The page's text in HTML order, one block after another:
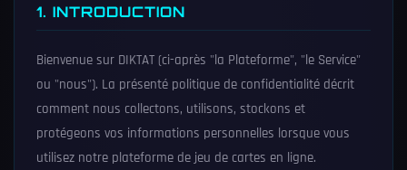
1. INTRODUCTION
Bienvenue sur DIKTAT (ci-après "la Plateforme", "le Service"
ou "nous"). La présenté politique de confidentialité décrit
comment nous collectons, utilisons, stockons et
protégeons vos informations personnelles lorsque vous
utilisez notre plateforme de jeu de cartes en ligne.